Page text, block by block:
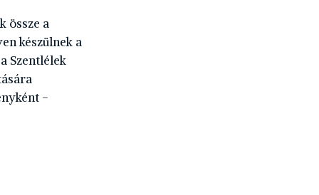
össze a
készülnek a
Szentlélek
-